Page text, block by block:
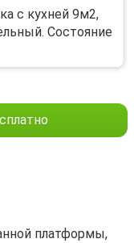
с кухней 9м2,
Состояние
платформы,